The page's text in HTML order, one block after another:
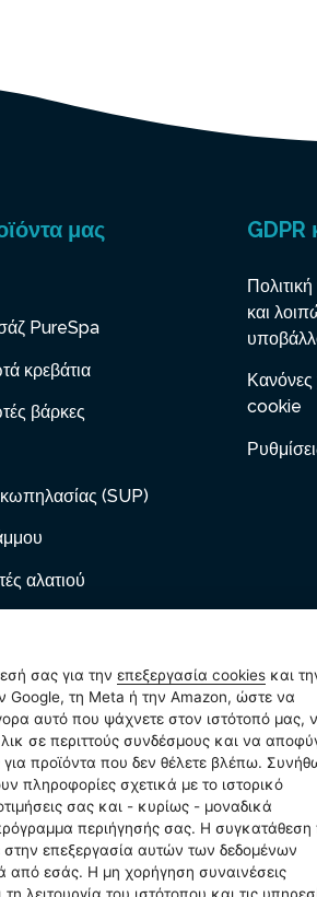
μας
PureSpa
κρεβάτια
βάρκες
κωπηλασίας (SUP)
αλατιού
φουσκώματος
έπιπλα
GDPR
και
cookie
σας για την επεξεργασία cookies και
Google, τη Meta ή την Amazon, ώστε να
αυτό που ψάχνετε στον ιστότοπό μας,
σε περιττούς συνδέσμους και να
για προϊόντα που δεν θέλετε βλέπω.
πληροφορίες σχετικά με το ιστορικό
σας και - κυρίως - μοναδικά
περιήγησής σας. Η συγκατάθεση
στην επεξεργασία αυτών των δεδομένων
από εσάς. Η μη χορήγηση συναινέσεις